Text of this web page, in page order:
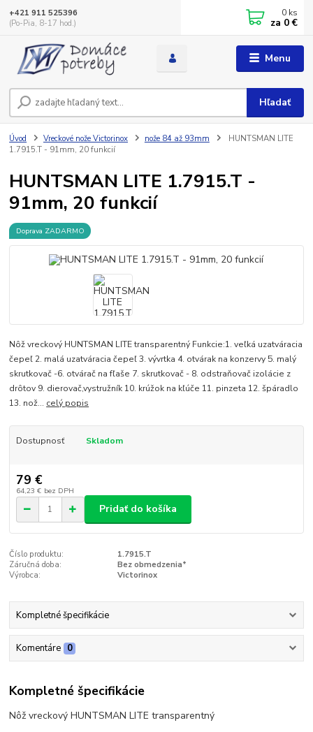
Menu
Hľadať
+421 911 525396
(Po-Pia, 8-17 hod.)
0 ks
za 0 €
Úvod Vreckové nože Victorinox nože 84 až 93mm
HUNTSMAN LITE
1.7915.T - 91mm, 20 funkcií
HUNTSMAN LITE 1.7915.T -
91mm, 20 funkcií
Doprava ZADARMO
Nôž vreckový HUNTSMAN LITE transparentný Funkcie:1. veľká uzatváracia
čepeľ 2. malá uzatváracia čepeľ 3. vývrtka 4. otvárak na konzervy 5. malý
skrutkovač -6. otvárač na fľaše 7. skrutkovač - 8. odstraňovač izolácie z
drôtov 9. dierovač,vystružník 10. krúžok na kľúče 11. pinzeta 12. špáradlo
13. nož... celý popis
Dostupnosť Skladom
79 €
64,23 € bez DPH
Pridať do košíka
Číslo produktu:
1.7915.T
Záručná doba:
Bez obmedzenia*
Výrobca:
Victorinox
Kompletné špecifikácie
Komentáre 0
Kompletné špecifikácie
Nôž vreckový HUNTSMAN LITE transparentný